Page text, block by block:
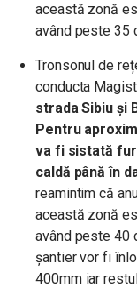
această zonă
având peste 35
Tronsonul de
conducta
strada Sibiu și
Pentru
va fi sistată
caldă până în
reamintim că
această zonă
având peste 40
șantier vor fi
400mm iar